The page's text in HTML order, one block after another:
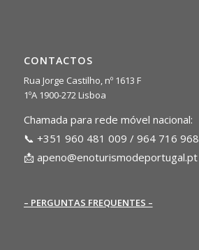
CONTACTOS
Rua Jorge Castilho, nº 1613 F
1ºA 1900-272 Lisboa
Chamada para rede móvel nacional:
📞 +351 960 481 009 / 964 716 968
📩 apeno@enoturismodeportugal.pt
– PERGUNTAS FREQUENTES –